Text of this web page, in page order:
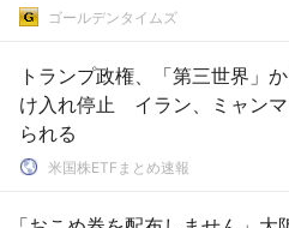
ゴールデンタイムズ
トランプ政権、「第三世界」
け入れ停止 イラン、ミャン
られる
米国株ETFまとめ速報